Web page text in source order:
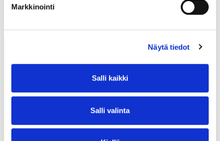
Markkinointi
Näytä tiedot
Salli kaikki
Salli valinta